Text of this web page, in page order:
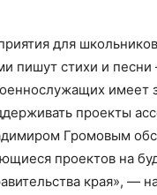
для
пишут стихи и
имеет
проекты
Громовым
проектов на
края», —